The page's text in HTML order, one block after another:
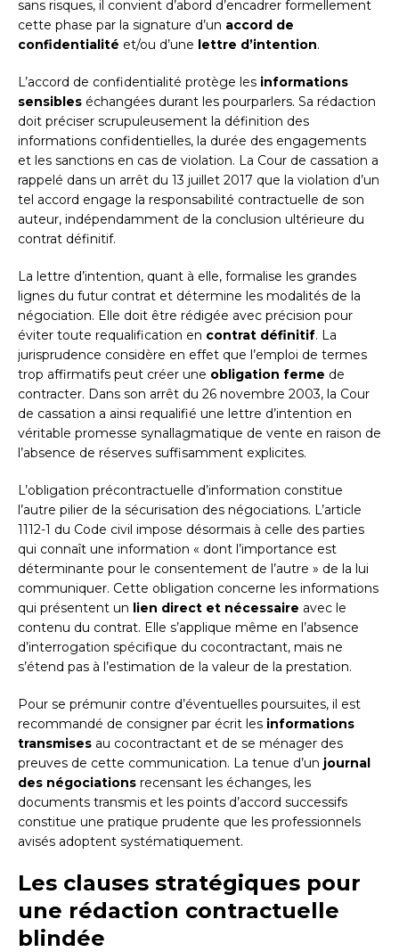
sans risques, il convient d’abord d’encadrer formellement
cette phase par la signature d’un accord de
confidentialité et/ou d’une lettre d’intention.
L’accord de confidentialité protège les informations
sensibles échangées durant les pourparlers. Sa rédaction
doit préciser scrupuleusement la définition des
informations confidentielles, la durée des engagements
et les sanctions en cas de violation. La Cour de cassation a
rappelé dans un arrêt du 13 juillet 2017 que la violation d’un
tel accord engage la responsabilité contractuelle de son
auteur, indépendamment de la conclusion ultérieure du
contrat définitif.
La lettre d’intention, quant à elle, formalise les grandes
lignes du futur contrat et détermine les modalités de la
négociation. Elle doit être rédigée avec précision pour
éviter toute requalification en contrat définitif. La
jurisprudence considère en effet que l’emploi de termes
trop affirmatifs peut créer une obligation ferme de
contracter. Dans son arrêt du 26 novembre 2003, la Cour
de cassation a ainsi requalifié une lettre d’intention en
véritable promesse synallagmatique de vente en raison de
l’absence de réserves suffisamment explicites.
L’obligation précontractuelle d’information constitue
l’autre pilier de la sécurisation des négociations. L’article
1112-1 du Code civil impose désormais à celle des parties
qui connaît une information « dont l’importance est
déterminante pour le consentement de l’autre » de la lui
communiquer. Cette obligation concerne les informations
qui présentent un lien direct et nécessaire avec le
contenu du contrat. Elle s’applique même en l’absence
d’interrogation spécifique du cocontractant, mais ne
s’étend pas à l’estimation de la valeur de la prestation.
Pour se prémunir contre d’éventuelles poursuites, il est
recommandé de consigner par écrit les informations
transmises au cocontractant et de se ménager des
preuves de cette communication. La tenue d’un journal
des négociations recensant les échanges, les
documents transmis et les points d’accord successifs
constitue une pratique prudente que les professionnels
avisés adoptent systématiquement.
Les clauses stratégiques pour
une rédaction contractuelle
blindée